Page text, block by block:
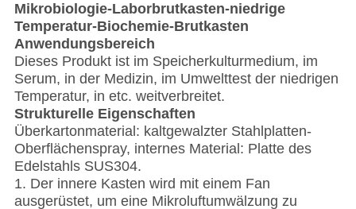
Mikrobiologie-Laborbrutkasten-niedrige
Temperatur-Biochemie-Brutkasten
Anwendungsbereich
Dieses Produkt ist im Speicherkulturmedium, im
Serum, in der Medizin, im Umwelttest der niedrigen
Temperatur, in etc. weitverbreitet.
Strukturelle Eigenschaften
Überkartonmaterial: kaltgewalzter Stahlplatten-
Oberflächenspray, internes Material: Platte des
Edelstahls SUS304.
1. Der innere Kasten wird mit einem Fan
ausgerüstet, um eine Mikroluftumwälzung zu